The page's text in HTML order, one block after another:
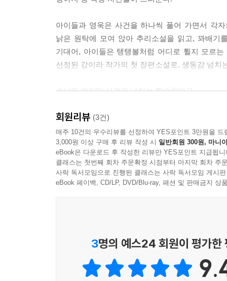
“…….”
동우는 잠자코 영욱의 말을 들었다.
“섣부른 너의 행동이 그 아이에겐 더 큰 상처가 될
--- p.69
--- p.115
“탱탱볼을 잡으면 이렇게 주먹이 돼요. 주먹은 용기
영욱은 자신의 주먹을 가만히 내려다보았다.
“그러네. 용기가 나네.”
--- p.119
“생각의 폭력. 미워하고 저주하는 거.”
“머리로.”
아이들과 영욱은 사건을 하나씩 풀어 가면서 각
낡은 원탁에 모여 앉아 추리소설을 읽고, 꽈배기
기대어, 아이들은 탱탱볼처럼 어디로 튈지 모르
선정된 강이라 작가의 첫 장편소설로, 생동감 넘
손님은 없지만 사건은 넘치는 향수문방구
향수문방구는 손님이 하루에 한두 명밖에 오지
추리소설을 읽으며 고요하게 보낸다. 그런 영욱
영욱의 날들은 예측할 수 없는 방향으로 흐르기
의심 많고 툭툭대서 오해받기 십상인 고등학생
정도다! 과연 향수문방구 아이들은 무무를 재울
리라와 하나, 동우는 내가 선택하지 않은 이름,
가족과 일상이 한순간 뒤집히면서 혼란에 빠진
회원리뷰 (3건)
매주 10건의 우수리뷰를 선정하여 YES포인트 3만원을 드
3,000원 이상 구매 후 리뷰 작성 시 일반회원 300원, 마니
eBook은 다운로드 후 작성한 리뷰만 YES포인트 지급됩니
클래스는 첫번째 회차 주문확정 시점부터 마지막 회차 주
사락 독서모임으로 진행된 클래스는 사락 독서모임 게시
eBook 페이백, CD/LP, DVD/Blu-ray, 패션 및 판매금지 상
3명의 예스24 회원이 평가한